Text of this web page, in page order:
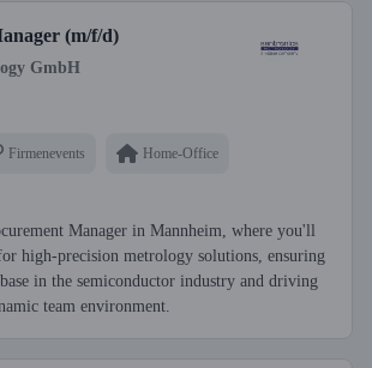
(m/f/d)
GmbH
Firmenevents Home-Office
Manager in Mannheim, where you'll
high-precision metrology solutions, ensuring
in the semiconductor industry and driving
team environment.